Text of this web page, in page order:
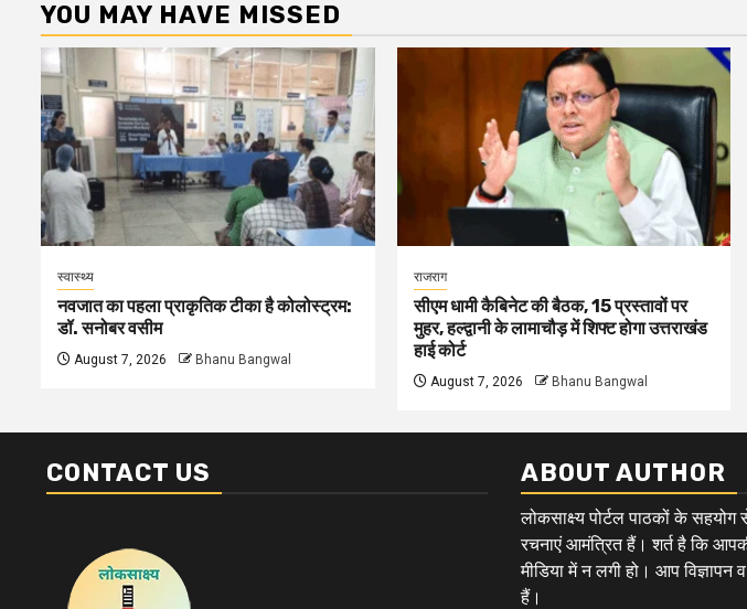
YOU MAY HAVE MISSED
स्वास्थ्य
नवजात का पहला प्राकृतिक टीका है कोलोस्ट्रम:
डॉ. सनोबर वसीम
August 7, 2026 Bhanu Bangwal
राजराग
सीएम धामी कैबिनेट की बैठक, 15 प्रस्तावों पर
मुहर, हल्द्वानी के लामाचौड़ में शिफ्ट होगा उत्तराखंड
हाई कोर्ट
August 7, 2026 Bhanu Bangwal
CONTACT US ABOUT AUTHOR
लोकसाक्ष्य पोर्टल पाठकों के
रचनाएं आमंत्रित हैं। शर्त है कि
मीडिया में न लगी हो। आप
हैं।